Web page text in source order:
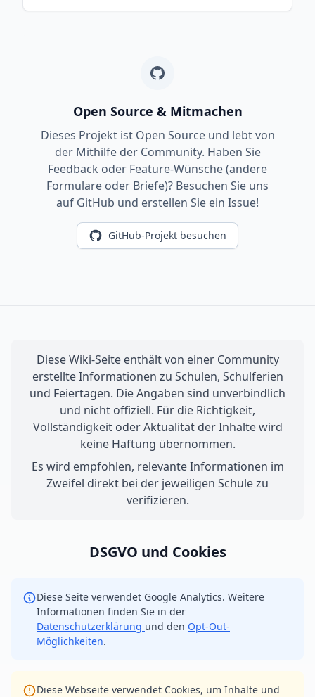
Open Source & Mitmachen
Dieses Projekt ist Open Source und lebt von
der Mithilfe der Community. Haben Sie
Feedback oder Feature-Wünsche (andere
Formulare oder Briefe)? Besuchen Sie uns
auf GitHub und erstellen Sie ein Issue!
GitHub-Projekt besuchen
Diese Wiki-Seite enthält von einer Community
erstellte Informationen zu Schulen, Schulferien
und Feiertagen. Die Angaben sind unverbindlich
und nicht offiziell. Für die Richtigkeit,
Vollständigkeit oder Aktualität der Inhalte wird
keine Haftung übernommen.
Es wird empfohlen, relevante Informationen im
Zweifel direkt bei der jeweiligen Schule zu
verifizieren.
DSGVO und Cookies
Diese Seite verwendet Google Analytics. Weitere
Informationen finden Sie in der
Datenschutzerklärung und den Opt-Out-
Möglichkeiten.
Diese Webseite verwendet Cookies, um Inhalte und